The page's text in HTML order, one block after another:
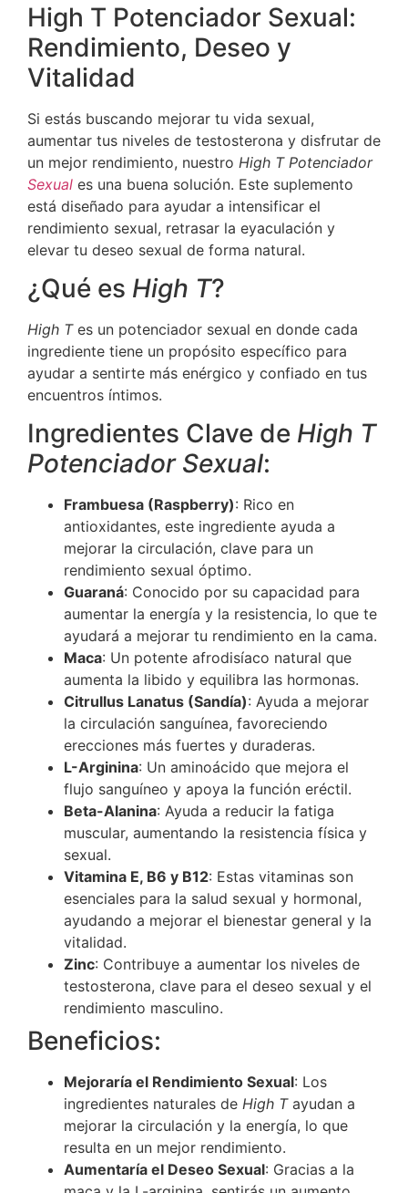
High T Potenciador Sexual:
Rendimiento, Deseo y
Vitalidad
Si estás buscando mejorar tu vida sexual,
aumentar tus niveles de testosterona y disfrutar de
un mejor rendimiento, nuestro High T Potenciador
Sexual es una buena solución. Este suplemento
está diseñado para ayudar a intensificar el
rendimiento sexual, retrasar la eyaculación y
elevar tu deseo sexual de forma natural.
¿Qué es High T?
High Tes un potenciador sexual en donde cada
ingrediente tiene un propósito específico para
ayudar a sentirte más enérgico y confiado en tus
encuentros íntimos.
Ingredientes Clave de High T
Potenciador Sexual:
Frambuesa (Raspberry): Rico en
antioxidantes, este ingrediente ayuda a
mejorar la circulación, clave para un
rendimiento sexual óptimo.
Guaraná: Conocido por su capacidad para
aumentar la energía y la resistencia, lo que te
ayudará a mejorar tu rendimiento en la cama.
Maca: Un potente afrodisíaco natural que
aumenta la libido y equilibra las hormonas.
Citrullus Lanatus (Sandía): Ayuda a mejorar
la circulación sanguínea, favoreciendo
erecciones más fuertes y duraderas.
L-Arginina: Un aminoácido que mejora el
flujo sanguíneo y apoya la función eréctil.
Beta-Alanina: Ayuda a reducir la fatiga
muscular, aumentando la resistencia física y
sexual.
Vitamina E, B6 y B12: Estas vitaminas son
esenciales para la salud sexual y hormonal,
ayudando a mejorar el bienestar general y la
vitalidad.
Zinc: Contribuye a aumentar los niveles de
testosterona, clave para el deseo sexual y el
rendimiento masculino.
Beneficios:
Mejoraría el Rendimiento Sexual: Los
ingredientes naturales de High Tayudan a
mejorar la circulación y la energía, lo que
resulta en un mejor rendimiento.
Aumentaría el Deseo Sexual: Gracias a la